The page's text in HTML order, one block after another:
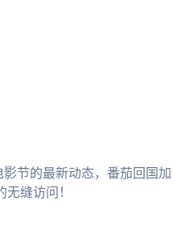
节的最新动态，番茄回国加
缝访问！